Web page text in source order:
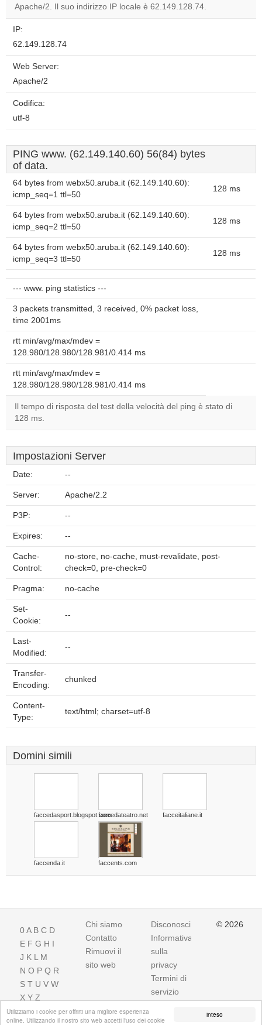
inteso
Utilizziamo i cookie per offrirti una migliore esperienza
online. Utilizzando il nostro sito web accetti l'uso dei cookie
website?
Apache/2. Il suo indirizzo IP locale è 62.149.128.74.
IP:
62.149.128.74
Web Server:
Apache/2
Codifica:
utf-8
PING www. (62.149.140.60) 56(84) bytes
of data.
64 bytes from webx50.aruba.it (62.149.140.60):
icmp_seq=1 ttl=50
128 ms
64 bytes from webx50.aruba.it (62.149.140.60):
icmp_seq=2 ttl=50
128 ms
64 bytes from webx50.aruba.it (62.149.140.60):
icmp_seq=3 ttl=50
128 ms
--- www. ping statistics ---
3 packets transmitted, 3 received, 0% packet loss,
time 2001ms
rtt min/avg/max/mdev =
128.980/128.980/128.981/0.414 ms
rtt min/avg/max/mdev =
128.980/128.980/128.981/0.414 ms
Il tempo di risposta del test della velocità del ping è stato di
128 ms.
Impostazioni Server
Date: --
Server: Apache/2.2
P3P: --
Expires: --
Cache-
Control:
no-store, no-cache, must-revalidate, post-
check=0, pre-check=0
Pragma: no-cache
Set-
Cookie:
--
Last-
Modified:
--
Transfer-
Encoding:
chunked
Content-
Type:
text/html; charset=utf-8
Domini simili
faccedasport.blogspot.comfaccedateatro.net facceitaliane.it
faccenda.it faccents.com
0A B C D
E F G H I
J K L M
N O P Q R
S T U V W
X Y Z
Chi siamo
Contatto
Rimuovi il
sito web
Disconoscimento
Informativa
sulla
privacy
Termini di
servizio
© 2026